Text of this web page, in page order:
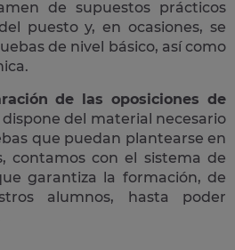
de supuestos prácticos
puesto y, en ocasiones, se
de nivel básico, así como
de las oposiciones de
dispone del material necesario
que puedan plantearse en
contamos con el sistema de
garantiza la formación, de
alumnos, hasta poder